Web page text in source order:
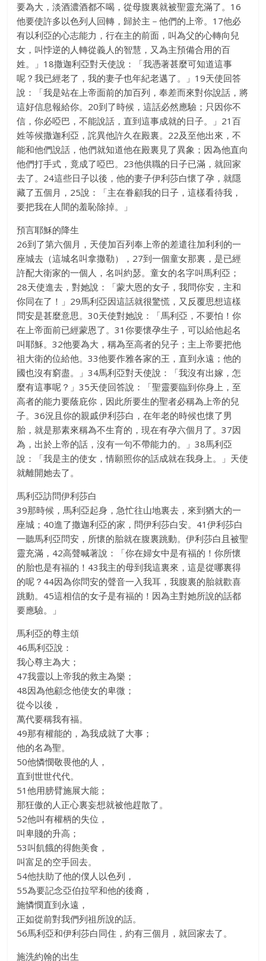
要為大，淡酒濃酒都不喝，從母腹裏就被聖靈充滿了。16
他要使許多以色列人回轉，歸於主－他們的上帝。17他必
有以利亞的心志能力，行在主的前面，叫為父的心轉向兒
女，叫悖逆的人轉從義人的智慧，又為主預備合用的百
姓。」18撒迦利亞對天使說：「我憑著甚麼可知道這事
呢？我已經老了，我的妻子也年紀老邁了。」19天使回答
說：「我是站在上帝面前的加百列，奉差而來對你說話，將
這好信息報給你。20到了時候，這話必然應驗；只因你不
信，你必啞巴，不能說話，直到這事成就的日子。」21百
姓等候撒迦利亞，詫異他許久在殿裏。22及至他出來，不
能和他們說話，他們就知道他在殿裏見了異象；因為他直向
他們打手式，竟成了啞巴。23他供職的日子已滿，就回家
去了。24這些日子以後，他的妻子伊利莎白懷了孕，就隱
藏了五個月，25說：「主在眷顧我的日子，這樣看待我，
要把我在人間的羞恥除掉。」
預言耶穌的降生
26到了第六個月，天使加百列奉上帝的差遣往加利利的一
座城去（這城名叫拿撒勒），27到一個童女那裏，是已經
許配大衛家的一個人，名叫約瑟。童女的名字叫馬利亞；
28天使進去，對她說：「蒙大恩的女子，我問你安，主和
你同在了！」29馬利亞因這話就很驚慌，又反覆思想這樣
問安是甚麼意思。30天使對她說：「馬利亞，不要怕！你
在上帝面前已經蒙恩了。31你要懷孕生子，可以給他起名
叫耶穌。32他要為大，稱為至高者的兒子；主上帝要把他
祖大衛的位給他。33他要作雅各家的王，直到永遠；他的
國也沒有窮盡。」34馬利亞對天使說：「我沒有出嫁，怎
麼有這事呢？」35天使回答說：「聖靈要臨到你身上，至
高者的能力要蔭庇你，因此所要生的聖者必稱為上帝的兒
子。36況且你的親戚伊利莎白，在年老的時候也懷了男
胎，就是那素來稱為不生育的，現在有孕六個月了。37因
為，出於上帝的話，沒有一句不帶能力的。」38馬利亞
說：「我是主的使女，情願照你的話成就在我身上。」天使
就離開她去了。
馬利亞訪問伊利莎白
39那時候，馬利亞起身，急忙往山地裏去，來到猶大的一
座城；40進了撒迦利亞的家，問伊利莎白安。41伊利莎白
一聽馬利亞問安，所懷的胎就在腹裏跳動。伊利莎白且被聖
靈充滿，42高聲喊著說：「你在婦女中是有福的！你所懷
的胎也是有福的！43我主的母到我這裏來，這是從哪裏得
的呢？44因為你問安的聲音一入我耳，我腹裏的胎就歡喜
跳動。45這相信的女子是有福的！因為主對她所說的話都
要應驗。」
馬利亞的尊主頌
46馬利亞說：
我心尊主為大；
47我靈以上帝我的救主為樂；
48因為他顧念他使女的卑微；
從今以後，
萬代要稱我有福。
49那有權能的，為我成就了大事；
他的名為聖。
50他憐憫敬畏他的人，
直到世世代代。
51他用膀臂施展大能；
那狂傲的人正心裏妄想就被他趕散了。
52他叫有權柄的失位，
叫卑賤的升高；
53叫飢餓的得飽美食，
叫富足的空手回去。
54他扶助了他的僕人以色列，
55為要記念亞伯拉罕和他的後裔，
施憐憫直到永遠，
正如從前對我們列祖所說的話。
56馬利亞和伊利莎白同住，約有三個月，就回家去了。
施洗約翰的出生